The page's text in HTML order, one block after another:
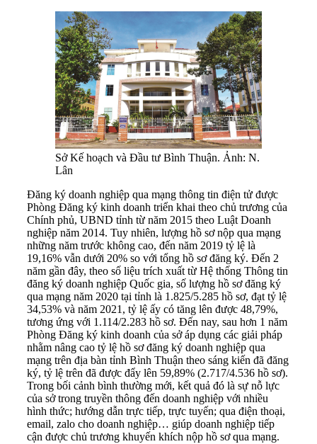
Sở Kế hoạch và Đầu tư Bình Thuận. Ảnh: N.
Lân
Đăng ký doanh nghiệp qua mạng thông tin điện tử được
Phòng Đăng ký kinh doanh triển khai theo chủ trương của
Chính phủ, UBND tỉnh từ năm 2015 theo Luật Doanh
nghiệp năm 2014. Tuy nhiên, lượng hồ sơ nộp qua mạng
những năm trước không cao, đến năm 2019 tỷ lệ là
19,16% vẫn dưới 20% so với tổng hồ sơ đăng ký. Đến 2
năm gần đây, theo số liệu trích xuất từ Hệ thống Thông tin
đăng ký doanh nghiệp Quốc gia, số lượng hồ sơ đăng ký
qua mạng năm 2020 tại tỉnh là 1.825/5.285 hồ sơ, đạt tỷ lệ
34,53% và năm 2021, tỷ lệ ấy có tăng lên được 48,79%,
tương ứng với 1.114/2.283 hồ sơ. Đến nay, sau hơn 1 năm
Phòng Đăng ký kinh doanh của sở áp dụng các giải pháp
nhằm nâng cao tỷ lệ hồ sơ đăng ký doanh nghiệp qua
mạng trên địa bàn tỉnh Bình Thuận theo sáng kiến đã đăng
ký, tỷ lệ trên đã được đẩy lên 59,89% (2.717/4.536 hồ sơ).
Trong bối cảnh bình thường mới, kết quả đó là sự nỗ lực
của sở trong truyền thông đến doanh nghiệp với nhiều
hình thức; hướng dẫn trực tiếp, trực tuyến; qua điện thoại,
email, zalo cho doanh nghiệp… giúp doanh nghiệp tiếp
cận được chủ trương khuyến khích nộp hồ sơ qua mạng.